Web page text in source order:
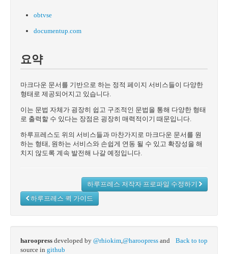
obtvse
documentup.com
요약
마크다운 문서를 기반으로 하는 정적 페이지 서비스들이 다양한
형태로 제공되어지고 있습니다.
이는 문법 자체가 굉장히 쉽고 구조적인 문법을 통해 다양한 형태
로 출력할 수 있다는 장점은 굉장히 매력적이기 때문입니다.
하루프레스도 위의 서비스들과 마찬가지로 마크다운 문서를 원
하는 형태, 원하는 서비스와 손쉽게 연동 될 수 있고 확장성을 해
치지 않도록 계속 발전해 나갈 예정입니다.
하루프레스 저작자 프로파일 수정하기
하루프레스 퀵 가이드
Back to top
haroopress developed by @rhiokim,@haroopress and
source in github